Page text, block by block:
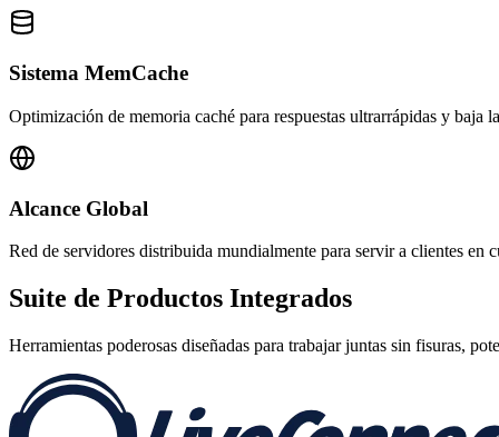
Sistema MemCache
Optimización de memoria caché para respuestas ultrarrápidas y baja
Alcance Global
Red de servidores distribuida mundialmente para servir a clientes en
Suite de Productos Integrados
Herramientas poderosas diseñadas para trabajar juntas sin fisuras,